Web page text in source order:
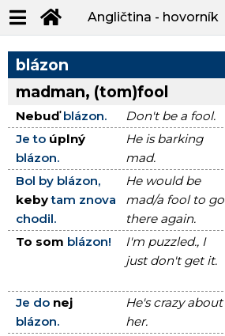
Angličtina - hovorník
blázon
madman, (tom)fool
Nebuďblázon. Don't be a fool.
Je to úplný
blázon.
He is barking
mad.
Bol by blázon,
kebytam znova
chodil.
He would be
mad/a fool to go
there again.
To som blázon!
I'm puzzled., I
just don't get it.
Je do nej
blázon.
He's crazy about
her.